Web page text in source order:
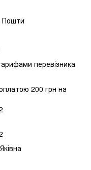
Пошти
перевізника
200 грн на